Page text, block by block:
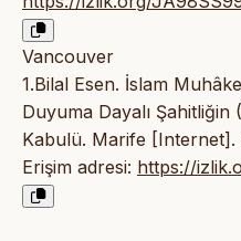
Vancouver
1.Bilal Esen. İslam
Duyuma Dayalı Şahitliğin
Kabulü. Marife [Internet].
Erişim adresi: https://